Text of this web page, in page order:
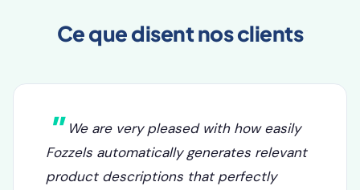
We are very pleased with how easily
Fozzels automatically generates relevant